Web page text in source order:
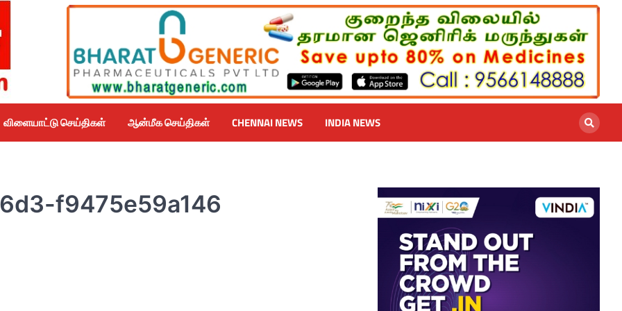
விளையாட்டு செய்திகள் ஆன்மீக செய்திகள் CHENNAI NEWS INDIA NEWS
f9475e59a146